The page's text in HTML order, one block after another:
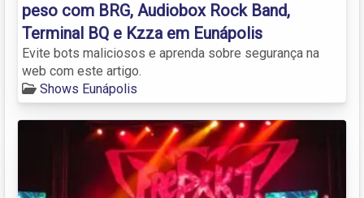
peso com BRG, Audiobox Rock Band,
Terminal BQ e Kzza em Eunápolis
Evite bots maliciosos e aprenda sobre segurança na
web com este artigo.
Shows Eunápolis